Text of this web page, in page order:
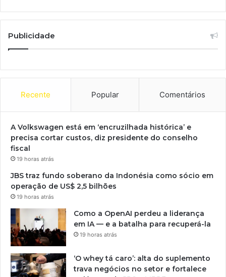
Publicidade
Recente Popular Comentários
A Volkswagen está em ‘encruzilhada histórica’ e
precisa cortar custos, diz presidente do conselho
fiscal
19 horas atrás
JBS traz fundo soberano da Indonésia como sócio em
operação de US$ 2,5 bilhões
19 horas atrás
Como a OpenAI perdeu a liderança
em IA — e a batalha para recuperá-la
19 horas atrás
‘O whey tá caro’: alta do suplemento
trava negócios no setor e fortalece